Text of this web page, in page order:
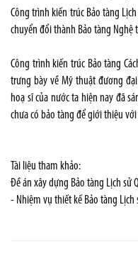
Công trình kiến trúc Bảo tàng
chuyển đổi thành Bảo tàng
Công trình kiến trúc Bảo tàng
trưng bày về Mỹ thuật đương
hoạ sĩ của nước ta hiện nay đã
chưa có bảo tàng để giới thiệu
Tài liệu tham khảo:
Đề án xây dựng Bảo tàng Lịch sử
- Nhiệm vụ thiết kế Bảo tàng Lịch